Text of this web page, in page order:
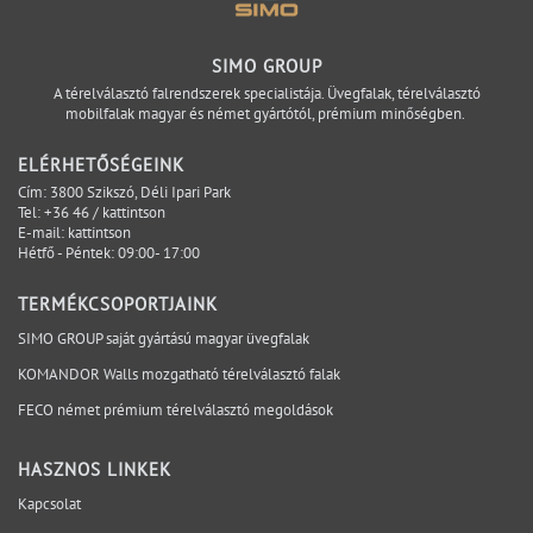
Továbbhalad. Egy nyitva hagyott műszaki kérdés ritkán
átkerülhet az ajánlatadásba. Az ajánlatadásból a
gyártási előkészítésbe. Onnan a logisztikába vagy a
kivitelezésbe. Minél később válik láthatóvá, annál
kevesebb lehetőség marad az egyszerű és kontrollált
megoldásra. A projektbiztonság ezért nem azt jelenti,
hogy minden változás kizárható. Azt jelenti, hogy a
kritikus kérdések időben láthatóvá válnak, a
felelősségi pontok egyértelműek, és a döntések a
megfelelő projektfázisban születnek meg. A SIMO a
rendszerben vizsgálja, hogy a bizonytalanság ne a
helyszínen váljon láthatóvá. Mely kérdéseket érdemes
lezárni még az ajánlatkérés előtt? Egyeztessen műszaki
SIMO GROUP
A térelválasztó falrendszerek specialistája. Üvegfalak, térelválasztó
mobilfalak magyar és német gyártótól, prémium minőségben.
ELÉRHETŐSÉGEINK
Cím: 3800 Szikszó, Déli Ipari Park
Tel:+36 46 / kattintson
E-mail: kattintson
Hétfő - Péntek: 09:00- 17:00
TERMÉKCSOPORTJAINK
SIMO GROUP saját gyártású magyar üvegfalak
KOMANDOR Walls mozgatható térelválasztó falak
FECO német prémium térelválasztó megoldások
HASZNOS LINKEK
Kapcsolat